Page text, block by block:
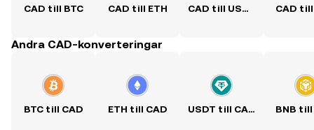
CAD till BTC CAD till ETH CAD till USDT CAD till
Andra CAD-konverteringar
BTC till CAD ETH till CAD USDT till CAD BNB till